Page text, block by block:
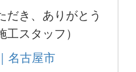
だき、ありがとう
スタッフ）
名古屋市